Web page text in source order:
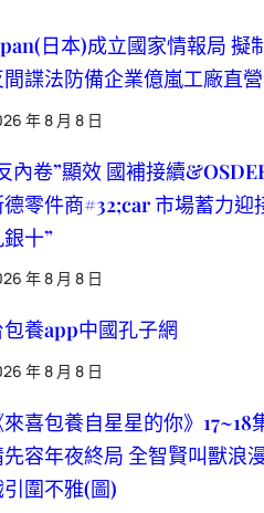
日本)成立國家情報局 擬
間諜法防備企業億嵐工廠直
年 8 月 8 日
內卷”顯效 國補接續
零件商#32;car 市場蓄力迎
十”
年 8 月 8 日
包養app中國孔子網
年 8 月 8 日
來喜包養自星星的你》17~18
容年夜終局 全智賢叫獸浪
圍不雅(圖)